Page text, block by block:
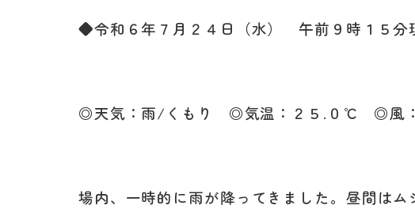
◆令和６年７月２４日（水） 午前９時１５分
◎天気：雨/くもり ◎気温：２５ .０℃ ◎風
場内、一時的に雨が降ってきました。昼間はム